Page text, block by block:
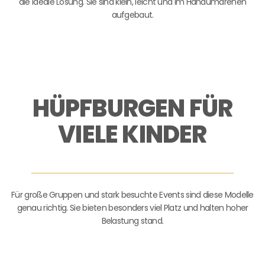
aufgebaut.
HÜPFBURGEN FÜR
VIELE KINDER
Für große Gruppen und stark besuchte Events sind diese Modelle
genau richtig. Sie bieten besonders viel Platz und halten hoher
Belastung stand.